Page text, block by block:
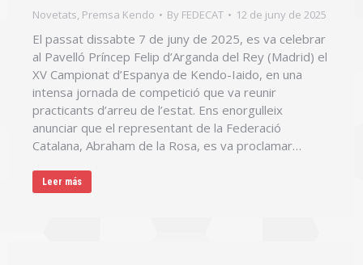
Novetats, Premsa Kendo By FEDECAT 12 de juny de 2025
El passat dissabte 7 de juny de 2025, es va celebrar
al Pavelló Príncep Felip d’Arganda del Rey (Madrid) el
XV Campionat d’Espanya de Kendo-Iaido, en una
intensa jornada de competició que va reunir
practicants d’arreu de l’estat. Ens enorgulleix
anunciar que el representant de la Federació
Catalana, Abraham de la Rosa, es va proclamar…
Leer más